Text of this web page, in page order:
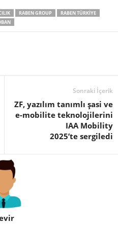
RABEN GROUP
RABEN TÜRKIYE
Sonraki İçerik
ZF, yazılım tanımlı şasi ve
e-mobilite teknolojilerini
IAA Mobility
2025’te sergiledi